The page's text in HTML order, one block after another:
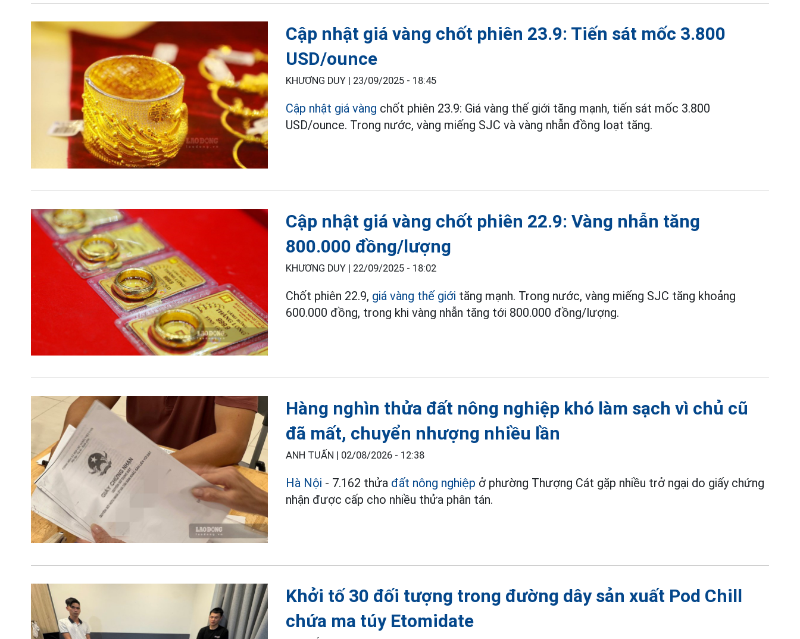
Cập nhật giá vàng chốt phiên 23.9: Tiến sát mốc 3.800
USD/ounce
KHƯƠNG DUY | 23/09/2025 - 18:45
Cập nhật giá vàng chốt phiên 23.9: Giá vàng thế giới tăng mạnh, tiến sát mốc 3.800
USD/ounce. Trong nước, vàng miếng SJC và vàng nhẫn đồng loạt tăng.
Cập nhật giá vàng chốt phiên 22.9: Vàng nhẫn tăng
800.000 đồng/lượng
KHƯƠNG DUY | 22/09/2025 - 18:02
Chốt phiên 22.9, giá vàng thế giới tăng mạnh. Trong nước, vàng miếng SJC tăng khoảng
600.000 đồng, trong khi vàng nhẫn tăng tới 800.000 đồng/lượng.
Hàng nghìn thửa đất nông nghiệp khó làm sạch vì chủ cũ
đã mất, chuyển nhượng nhiều lần
ANH TUẤN | 02/08/2026 - 12:38
Hà Nội - 7.162 thửa đất nông nghiệp ở phường Thượng Cát gặp nhiều trở ngại do giấy chứng
nhận được cấp cho nhiều thửa phân tán.
Khởi tố 30 đối tượng trong đường dây sản xuất Pod Chill
chứa ma túy Etomidate